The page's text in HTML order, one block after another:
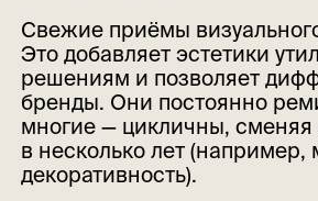
Свежие приёмы
Это добавляет эстетики
решениям и позволяет
бренды. Они постоянно
многие — цикличны, сменяя
в несколько лет
декоративность).